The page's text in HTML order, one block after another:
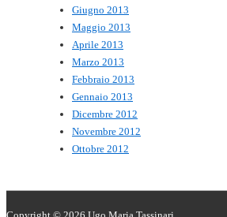
Giugno 2013
Maggio 2013
Aprile 2013
Marzo 2013
Febbraio 2013
Gennaio 2013
Dicembre 2012
Novembre 2012
Ottobre 2012